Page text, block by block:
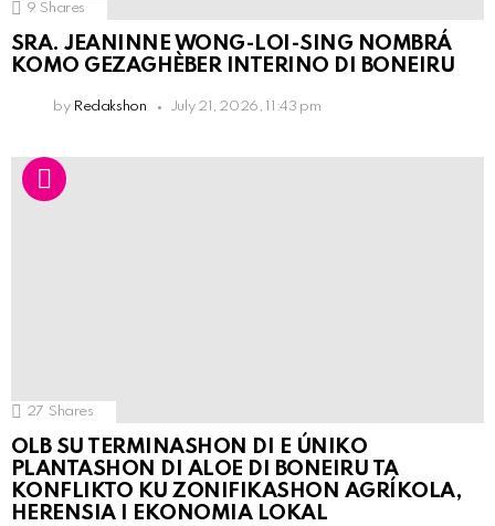
9 Shares
SRA. JEANINNE WONG-LOI-SING NOMBRÁ
KOMO GEZAGHÈBER INTERINO DI BONEIRU
by Redakshon July 21, 2026, 11:43 pm
27 Shares
OLB SU TERMINASHON DI E ÚNIKO
PLANTASHON DI ALOE DI BONEIRU TA
KONFLIKTO KU ZONIFIKASHON AGRÍKOLA,
HERENSIA I EKONOMIA LOKAL